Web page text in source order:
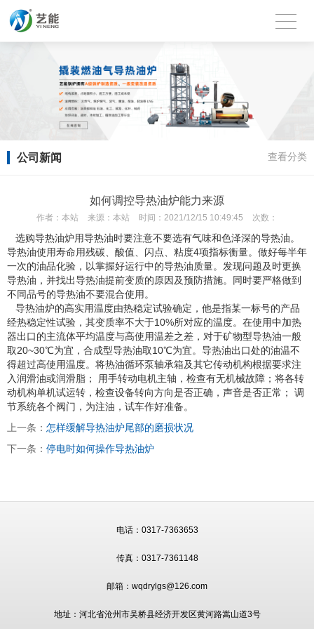
公司新闻 查看分类
如何调控导热油炉能力来源
作者： 本站 来源： 本站 时间： 2021/12/15 10:49:45 次数：
选购导热油炉用导热油时要注意不要选有气味和色泽深的导热油。
导热油使用寿命用残碳、酸值、闪点、粘度4项指标衡量。做好每半年
一次的油品化验，以掌握好运行中的导热油质量。发现问题及时更换
导热油，并找出导热油提前变质的原因及预防措施。同时要严格做到
不同品号的导热油不要混合使用。
导热油炉的高实用温度由热稳定试验确定，他是指某一标号的产品
经热稳定性试验，其变质率不大于10%所对应的温度。在使用中加热
器出口的主流体平均温度与高使用温差之差，对于矿物型导热油一般
取20~30℃为宜，合成型导热油取10℃为宜。导热油出口处的油温不
得超过高使用温度。将热油循环泵轴承箱及其它传动机构根据要求注
入润滑油或润滑脂； 用手转动电机主轴，检查有无机械故障；将各转
动机构单机试运转，检查设备转向方向是否正确，声音是否正常； 调
节系统各个阀门，为注油，试车作好准备。
上一条： 怎样缓解导热油炉尾部的磨损状况
下一条： 停电时如何操作导热油炉
电话：0317-7363653
传真：0317-7361148
邮箱：wqdrylgs@126.com
地址：河北省沧州市吴桥县经济开发区黄河路嵩山道3号